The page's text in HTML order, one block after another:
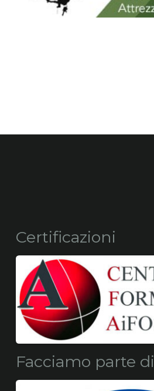
Certificazioni
Facciamo parte di